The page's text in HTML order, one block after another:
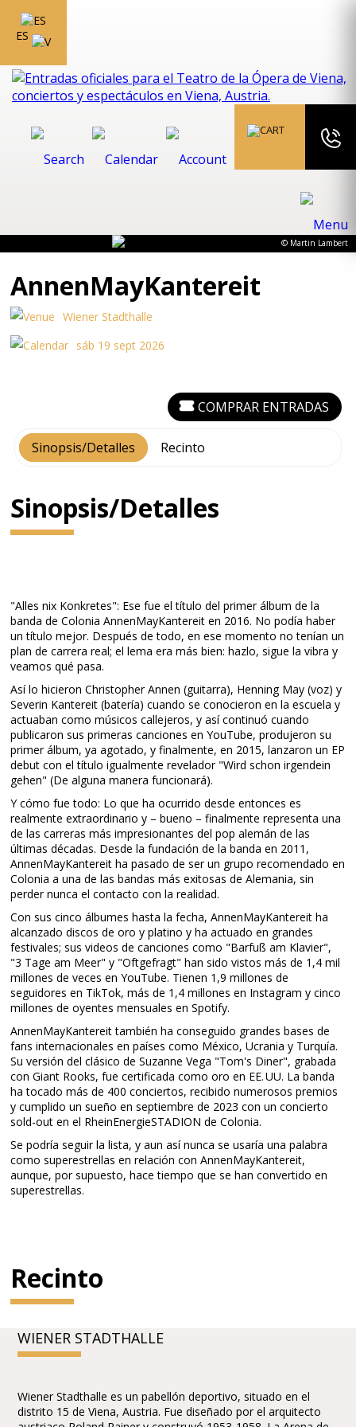
ES
© Martin Lambert
AnnenMayKantereit
Wiener Stadthalle
sáb 19 sept 2026
Sinopsis/Detalles Recinto
COMPRAR ENTRADAS
Sinopsis/Detalles
"Alles nix Konkretes": Ese fue el título del primer álbum de la
banda de Colonia AnnenMayKantereit en 2016. No podía haber
un título mejor. Después de todo, en ese momento no tenían un
plan de carrera real; el lema era más bien: hazlo, sigue la vibra y
veamos qué pasa.
Así lo hicieron Christopher Annen (guitarra), Henning May (voz) y
Severin Kantereit (batería) cuando se conocieron en la escuela y
actuaban como músicos callejeros, y así continuó cuando
publicaron sus primeras canciones en YouTube, produjeron su
primer álbum, ya agotado, y finalmente, en 2015, lanzaron un EP
debut con el título igualmente revelador "Wird schon irgendein
gehen" (De alguna manera funcionará).
Y cómo fue todo: Lo que ha ocurrido desde entonces es
realmente extraordinario y – bueno – finalmente representa una
de las carreras más impresionantes del pop alemán de las
últimas décadas. Desde la fundación de la banda en 2011,
AnnenMayKantereit ha pasado de ser un grupo recomendado en
Colonia a una de las bandas más exitosas de Alemania, sin
perder nunca el contacto con la realidad.
Con sus cinco álbumes hasta la fecha, AnnenMayKantereit ha
alcanzado discos de oro y platino y ha actuado en grandes
festivales; sus videos de canciones como "Barfuß am Klavier",
"3 Tage am Meer" y "Oftgefragt" han sido vistos más de 1,4 mil
millones de veces en YouTube. Tienen 1,9 millones de
seguidores en TikTok, más de 1,4 millones en Instagram y cinco
millones de oyentes mensuales en Spotify.
AnnenMayKantereit también ha conseguido grandes bases de
fans internacionales en países como México, Ucrania y Turquía.
Su versión del clásico de Suzanne Vega "Tom's Diner", grabada
con Giant Rooks, fue certificada como oro en EE. UU. La banda
ha tocado más de 400 conciertos, recibido numerosos premios
y cumplido un sueño en septiembre de 2023 con un concierto
sold-out en el RheinEnergieSTADION de Colonia.
Se podría seguir la lista, y aun así nunca se usaría una palabra
como superestrellas en relación con AnnenMayKantereit,
aunque, por supuesto, hace tiempo que se han convertido en
superestrellas.
Recinto
WIENER STADTHALLE
Wiener Stadthalle es un pabellón deportivo, situado en el
distrito 15 de Viena, Austria. Fue diseñado por el arquitecto